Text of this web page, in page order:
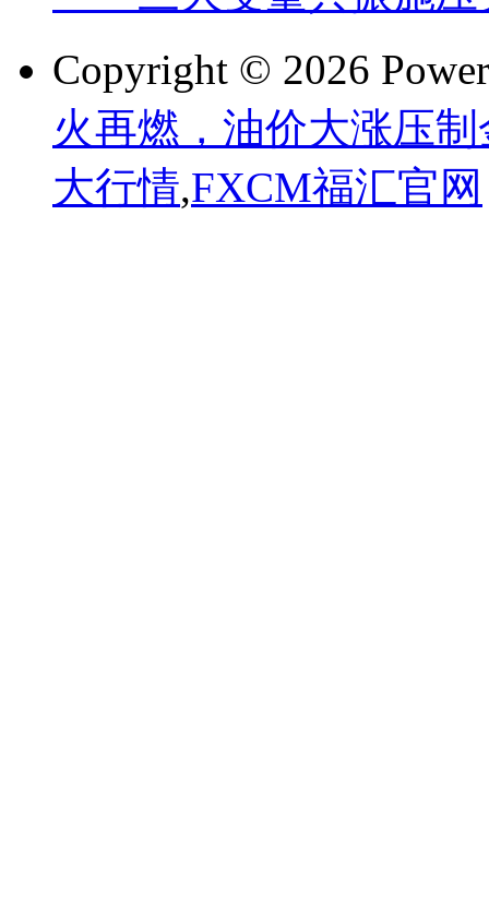
Copyright © 2026
火再燃，油价大涨压
大行情,FXCM福汇官网